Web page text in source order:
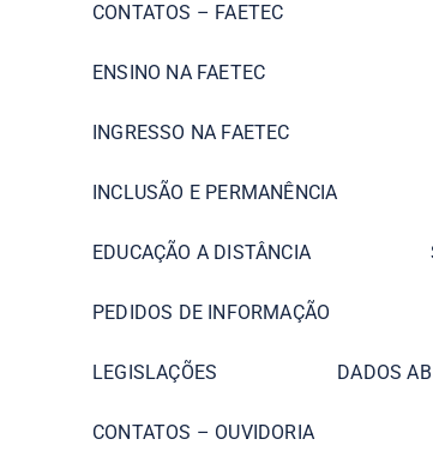
CONTATOS – FAETEC
ENSINO NA FAETEC
INGRESSO NA FAETEC
INCLUSÃO E PERMANÊNCIA
EDUCAÇÃO A DISTÂNCIA
PEDIDOS DE INFORMAÇÃO
LEGISLAÇÕES DADOS
CONTATOS – OUVIDORIA